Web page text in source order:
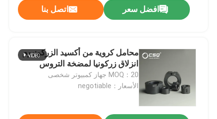
افضل سعر اتصل بنا
محامل كروية من أكسيد الزركونيوم
انزلاق زركونيا لمضخة التروس
MOQ：20 جهاز كمبيوتر شخصى
الأسعار：negotiable